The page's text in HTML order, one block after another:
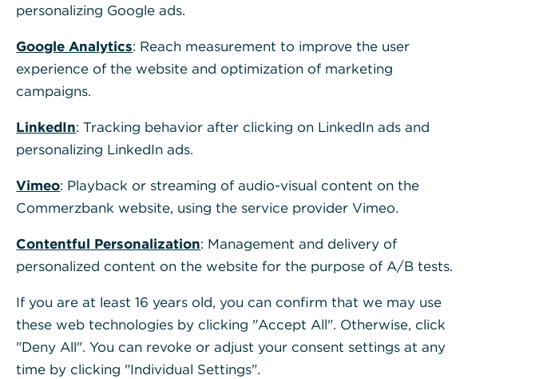
in Ihrem
das Postfach
App
Schritten.
USA, Kanada
Dadurch fallen
an.
DirektDepot
wodurch beim
anfällt. Das
personalizing Google ads.
Google Analytics: Reach measurement to improve the user
experience of the website and optimization of marketing
campaigns.
LinkedIn: Tracking behavior after clicking on LinkedIn ads and
personalizing LinkedIn ads.
Vimeo: Playback or streaming of audio-visual content on the
Commerzbank website, using the service provider Vimeo.
Contentful Personalization: Management and delivery of
personalized content on the website for the purpose of A/B tests.
If you are at least 16 years old, you can confirm that we may use
these web technologies by clicking "Accept All". Otherwise, click
"Deny All". You can revoke or adjust your consent settings at any
time by clicking "Individual Settings".